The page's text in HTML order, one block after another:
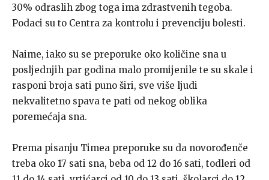
30% odraslih zbog toga ima zdrastvenih tegoba.
Podaci su to Centra za kontrolu i prevenciju bolesti.
Naime, iako su se preporuke oko količine sna u
posljednjih par godina malo promijenile te su skale i
rasponi broja sati puno širi, sve više ljudi
nekvalitetno spava te pati od nekog oblika
poremećaja sna.
Prema pisanju Timea preporuke su da novorođenče
treba oko 17 sati sna, beba od 12 do 16 sati, todleri od